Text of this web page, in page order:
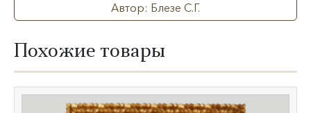
Автор: Блезе С.Г.
Похожие товары